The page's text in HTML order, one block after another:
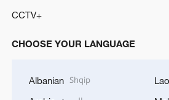
CCTV+
CHOOSE YOUR LANGUAGE
Albanian Shqip Lao